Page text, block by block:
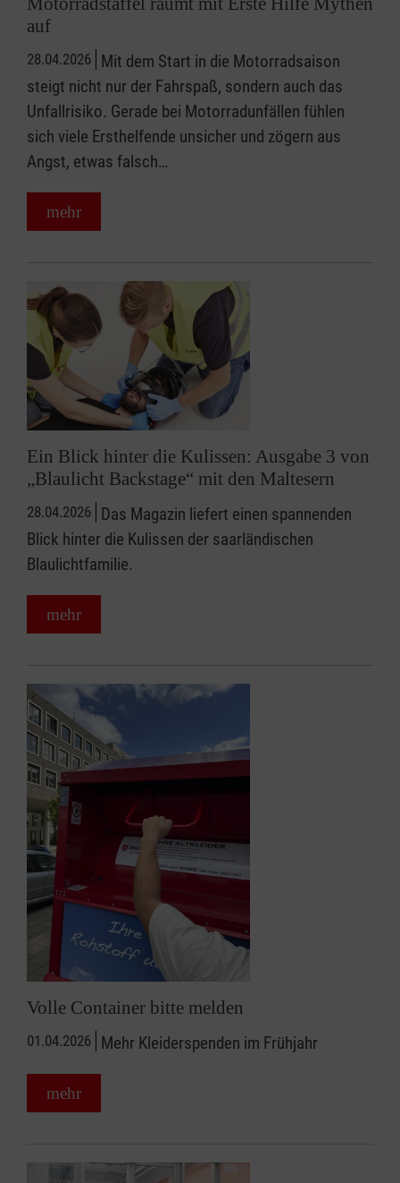
auf
28.04.2026 Mit dem Start in die Motorradsaison
steigt nicht nur der Fahrspaß, sondern auch das
Unfallrisiko. Gerade bei Motorradunfällen fühlen
sich viele Ersthelfende unsicher und zögern aus
Angst, etwas falsch…
mehr
Ein Blick hinter die Kulissen: Ausgabe 3 von
„Blaulicht Backstage“ mit den Maltesern
28.04.2026 Das Magazin liefert einen spannenden
Blick hinter die Kulissen der saarländischen
Blaulichtfamilie.
mehr
Volle Container bitte melden
01.04.2026 Mehr Kleiderspenden im Frühjahr
mehr